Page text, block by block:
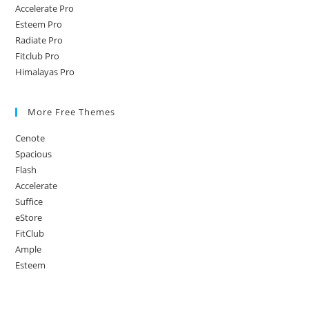
Accelerate Pro
Esteem Pro
Radiate Pro
Fitclub Pro
Himalayas Pro
More Free Themes
Cenote
Spacious
Flash
Accelerate
Suffice
eStore
FitClub
Ample
Esteem